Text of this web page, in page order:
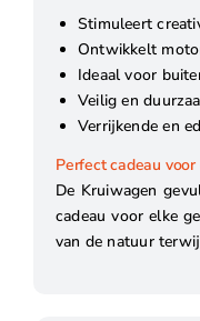
Stimuleert
Ontwikkelt
Ideaal voor
Veilig en
Verrijkende en
Perfect cadeau
De Kruiwagen
cadeau voor elke
van de natuur